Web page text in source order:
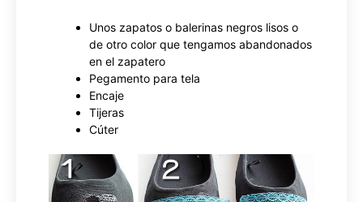
Unos zapatos o balerinas negros lisos o
de otro color que tengamos abandonados
en el zapatero
Pegamento para tela
Encaje
Tijeras
Cúter